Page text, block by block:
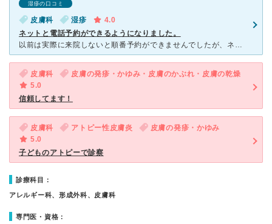
湿疹の口コミ
皮膚科 湿疹
4.0
ネットと電話予約ができるようになりました。
以前は実際に来院しないと順番予約ができませんでしたが、ネットと電話予約ができるようになりました。 しかし、午前診・午後診開始時間1時間後からしか予約が取れないため順番は遅くなってしまいます。 急ぎ
皮膚科
皮膚の発疹・かゆみ・皮膚のかぶれ・皮膚の乾燥
5.0
信頼してます！
皮膚科 アトピー性皮膚炎
皮膚の発疹・かゆみ
5.0
子どものアトピーで診察
診療科目：
アレルギー科、形成外科、皮膚科
専門医・資格：